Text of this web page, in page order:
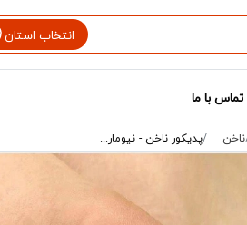
انتخاب استان
تماس با ما
ناخن پدیکور ناخن - نیومار...